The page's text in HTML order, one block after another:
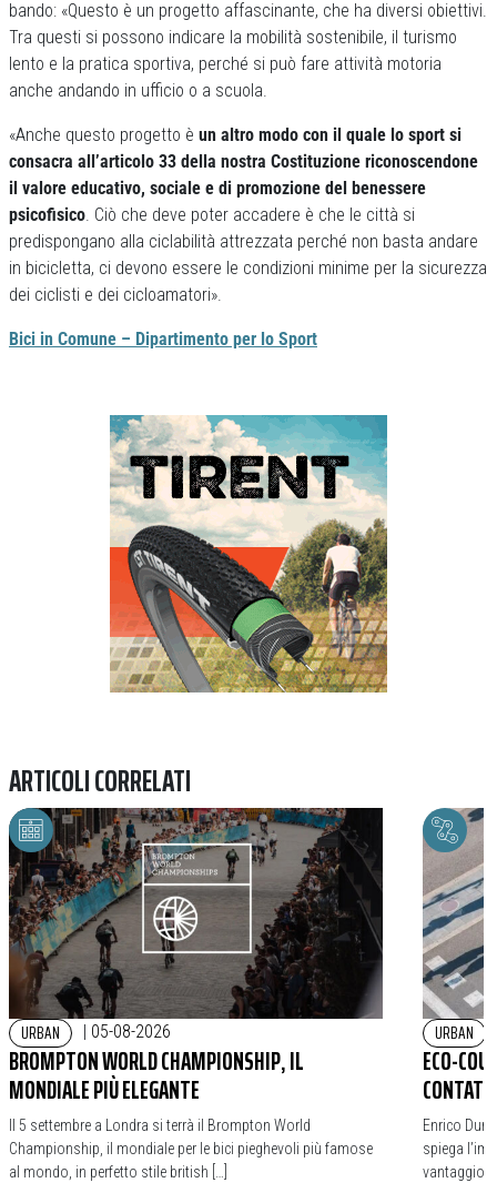
bando: «Questo è un progetto affascinante, che ha diversi obiettivi.
Tra questi si possono indicare la mobilità sostenibile, il turismo
lento e la pratica sportiva, perché si può fare attività motoria
anche andando in ufficio o a scuola.
«Anche questo progetto è un altro modo con il quale lo sport si
consacra all’articolo 33 della nostra Costituzione riconoscendone
il valore educativo, sociale e di promozione del benessere
psicofisico. Ciò che deve poter accadere è che le città si
predispongano alla ciclabilità attrezzata perché non basta andare
in bicicletta, ci devono essere le condizioni minime per la sicurezza
dei ciclisti e dei cicloamatori».
Bici in Comune – Dipartimento per lo Sport
Previous
ARTICOLI CORRELATI
URBAN | 05-08-2026
BROMPTON WORLD CHAMPIONSHIP, IL
MONDIALE PIÙ ELEGANTE
Il 5 settembre a Londra si terrà il Brompton World
Championship, il mondiale per le bici pieghevoli più famose
al mondo, in perfetto stile british […]
URBAN
ECO-
Enrico
spiega
vantaggio